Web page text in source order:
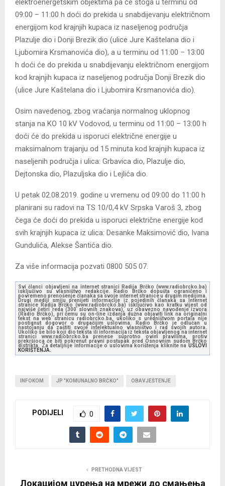
elektroenergetskim objektima pa će stoga u terminu od
09:00 – 11:00 h doći do prekida u snabdijevanju električnom
energijom kod krajnjih kupaca iz naseljenog područja
Plazulje dio i Donji Brezik dio (ulice Jure Kaštelana dio i
Ljubomira Krsmanovića dio), a u terminu od 11:00 – 13:00
h doći će do prekida u snabdijevanju električnom energijom
kod krajnjih kupaca iz naseljenog područja Donji Brezik dio
(ulice Jure Kaštelana dio i Ljubomira Krsmanovića dio).
Osim navedenog, zbog vraćanja normalnog uklopnog
stanja na KO 10 kV Vodovod, u terminu od 11:00 – 13:00 h
doći će do prekida u isporuci električne energije u
maksimalnom trajanju od 15 minuta kod krajnjih kupaca iz
naseljenih područja i ulica: Grbavica dio, Plazulje dio,
Dejtonska dio, Plazuljska dio i Lejlića dio.
U petak 02.08.2019. godine u vremenu od 09:00 do 11:00 h
planirani su radovi na TS 10/0,4 kV Srpska Varoš 3, zbog
čega će doći do prekida u isporuci električne energije kod
svih krajnjih kupaca iz ulica: Desanke Maksimović dio, Ivana
Gundulića, Alekse Šantića dio.
Za više informacija pozvati 0800 505 07.
Svi članci objavljeni na internet stranici Radija Brčko (www.radiobrcko.ba)
isključivo su vlasništvo redakcije. Radio Brčko dopušta ograničeno i
povremeno prenošenje članaka sa svoje internet stranice u drugim medijima.
Drugi mediji smiju prenijeti informacije iz pojedinih članaka sa Internet
stranice Radija Brčko (www.radiobrcko.ba) isključivo kao kratku vijest od
najviše četiri reda (300 slovnih znakova), uz obavezno navođenje izvora
(Radio Brčko), pri čemu su on-line izdanja dužna objaviti link na originalni
tekst na web stranicu radiobrcko.ba, ukoliko s uredništvom portala nije
postignut dogovor o drugačijim uslovima. Radio Brčko je odlučan u
nastojanju da zaštiti svoje intelektualno vlasništvo i rad svojih autora.
Ukoliko se bilo koji dio teksta ili informacija iz teksta objavljenog na internet
stranici www.radiobrcko.ba prenese suprotno ovim pravilima, protiv
prekršioca će biti pokrenut pravni postupak pred Osnovnim sudom Brčko
distrikta. Za detaljnije informacije o uslovima korištenja kliknite na USLOVI
KORIŠTENJA.
INFOKOM JP "KOMUNALNO BRČKO" OBAVJEŠTENJE
PODIJELI 0
PRETHODNA VIJEST
Локацијом цурења на мрежи до смањења